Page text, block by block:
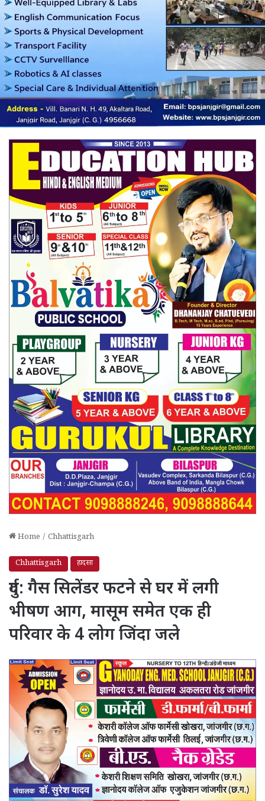
Home / Chhattisgarh
Chhattisgarh हादसा
दुर्ग: गैस सिलेंडर फटने से घर में लगी
भीषण आग, मासूम समेत एक ही
परिवार के 4 लोग जिंदा जले